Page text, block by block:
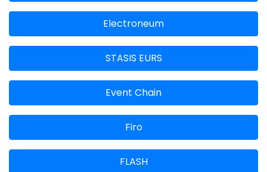
Electroneum
STASIS EURS
Event Chain
Firo
FLASH